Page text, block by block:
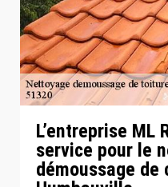
L’entreprise ML
service pour le
démoussage de